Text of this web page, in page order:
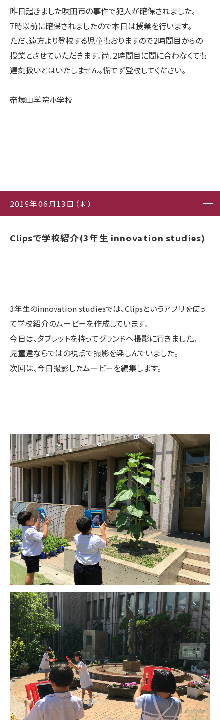
昨日起きました吹田市の事件で犯人が確保されました。
7時以前に確保されましたので本日は授業を行います。
ただ、遠方より登校する児童もおりますので2時間目からの
授業とさせていただきます。尚、2時間目に間に合わなくても
遅刻扱いとはいたしません。慌てず登校してください。
帝塚山学院小学校
2019年06月13日（木）
Clipsで学校紹介(3年生 innovation studies)
3年生のinnovation studiesでは、Clipsというアプリを使っ
て学校紹介のムービーを作成しています。
今日は、タブレットを持ってグランドへ撮影に行きました。
児童達ならではの視点で撮影を楽しんでいました。
次回は、今日撮影したムービーを編集します。